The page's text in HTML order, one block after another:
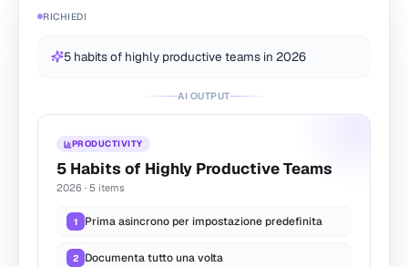
RICHIEDI
5 habits of highly productive teams in 2026
AI OUTPUT
PRODUCTIVITY
5 Habits of Highly Productive Teams
2026 · 5 items
1 Prima asincrono per impostazione predefinita
2 Documenta tutto una volta